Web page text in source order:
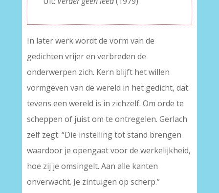
In later werk wordt de vorm van de
gedichten vrijer en verbreden de
onderwerpen zich. Kern blijft het willen
vormgeven van de wereld in het gedicht, dat
tevens een wereld is in zichzelf. Om orde te
scheppen of juist om te ontregelen. Gerlach
zelf zegt: “Die instelling tot stand brengen
waardoor je opengaat voor de werkelijkheid,
hoe zij je omsingelt. Aan alle kanten
onverwacht. Je zintuigen op scherp.”